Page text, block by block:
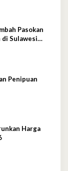
Pasokan
di Sulawesi
Penipuan
Harga